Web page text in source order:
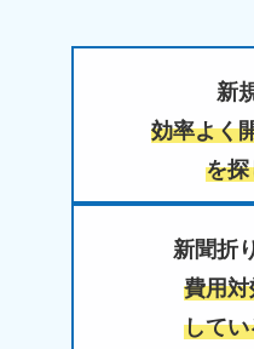
新
効率よく
を探
新聞折
費用
して